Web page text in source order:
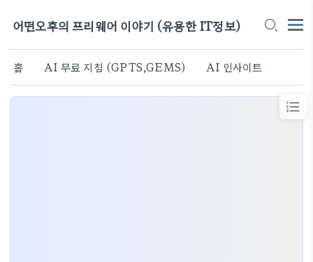
어떤오후의 프리웨어 이야기 (유용한 IT정보)
홈 AI 무료 지침 (GPTS,GEMS) AI 인사이트